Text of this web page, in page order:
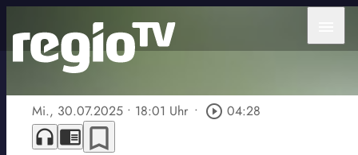
Mi., 30.07.2025 • 18:01 Uhr • play_circle_outline 04:28
headphones chrome_reader_mode bookmark_border